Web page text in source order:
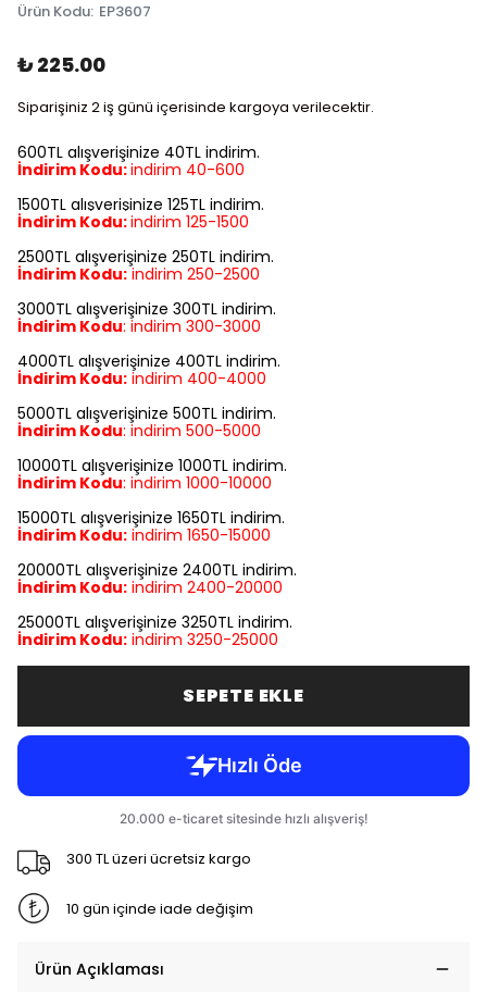
Ürün Kodu: EP3607
₺ 225.00
Siparişiniz 2 iş günü içerisinde kargoya verilecektir.
600TL alışverişinize 40TL indirim.
İndirim Kodu:indirim 40-600
1500TL alışverişinize 125TL indirim.
İndirim Kodu:indirim 125-1500
2500TL alışverişinize 250TL indirim.
İndirim Kodu: indirim 250-2500
3000TL alışverişinize 300TL indirim.
İndirim Kodu: indirim 300-3000
4000TL alışverişinize 400TL indirim.
İndirim Kodu: indirim 400-4000
5000TL alışverişinize 500TL indirim.
İndirim Kodu: indirim 500-5000
10000TL alışverişinize 1000TL indirim.
İndirim Kodu: indirim 1000-10000
15000TL alışverişinize 1650TL indirim.
İndirim Kodu: indirim 1650-15000
20000TL alışverişinize 2400TL indirim.
İndirim Kodu: indirim 2400-20000
25000TL alışverişinize 3250TL indirim.
İndirim Kodu: indirim 3250-25000
SEPETE EKLE
300 TL üzeri ücretsiz kargo
10 gün içinde iade değişim
Ürün Açıklaması